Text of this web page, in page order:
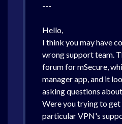
---
Hello,
I think you may have
wrong support team.
forum for mSecure,
manager app, and it
asking questions
Were you trying to
particular VPN's